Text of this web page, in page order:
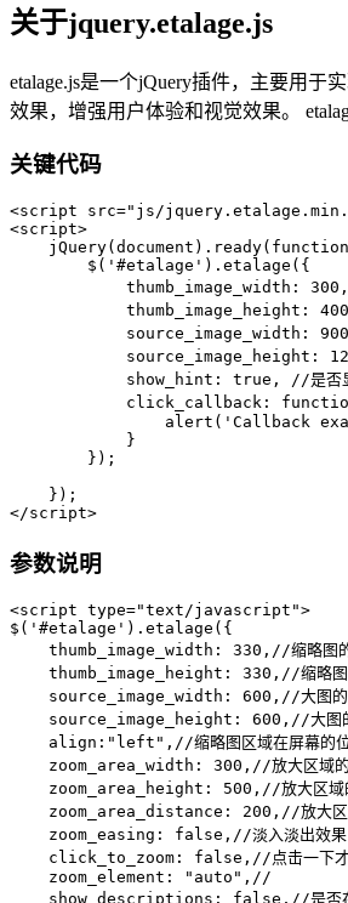
关于jquery.etalage.js
‌etalage.js‌是一个jQuery插件，主要用于
效果，增强用户体验和视觉效果。
关键代码
<script src="js/
<script>
        $('#etalage').etalage({
thumb_image_width: 300,
thumb_image_height:
source_image_width:
source_image_height:
show_hint: true, //是否
click_callback:
alert('Callback
            }
        });
    });
</script>
参数说明
<script type="text/javascript">
$('#etalage').etalage({
thumb_image_width: 330,//缩略图
thumb_image_height: 330,//缩略图
source_image_width: 600,//大图的
source_image_height: 600,//大图
align:"left",//缩略图区域在屏幕的位
zoom_area_width: 300,//放大区域的
zoom_area_height: 500,//放大区域
zoom_area_distance: 200,//放大区
    zoom_easing: false,//淡入淡出效果
click_to_zoom: false,//点击一下才
    zoom_element: "auto",//
show_descriptions: false,//是否在